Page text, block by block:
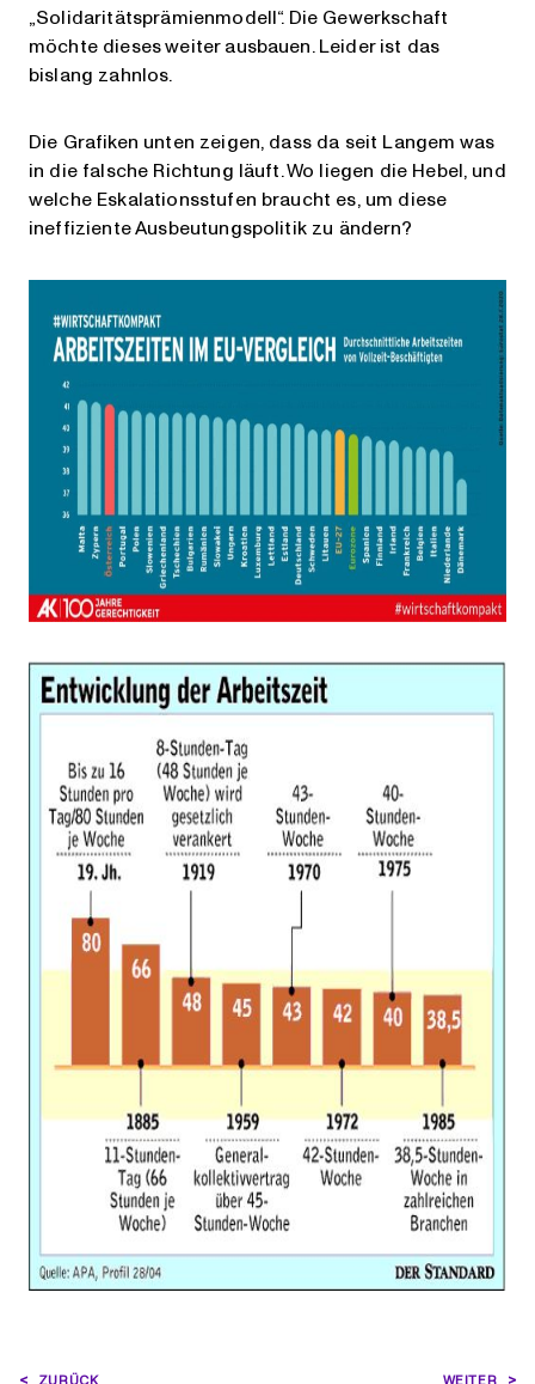
„Solidaritätsprämienmodell“. Die Gewerkschaft
möchte dieses weiter ausbauen. Leider ist das
bislang zahnlos.
Die Grafiken unten zeigen, dass da seit Langem was
in die falsche Richtung läuft. Wo liegen die Hebel, und
welche Eskalationsstufen braucht es, um diese
ineffiziente Ausbeutungspolitik zu ändern?
ZURÜCK WEITER